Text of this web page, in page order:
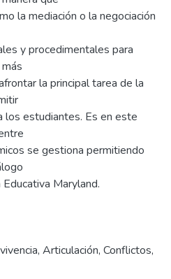
la mediación o la negociación
y procedimentales para
la principal tarea de la
los estudiantes. Es en este
se gestiona permitiendo
Maryland.
, Articulación, Conflictos,